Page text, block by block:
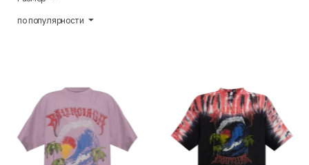
по популярности